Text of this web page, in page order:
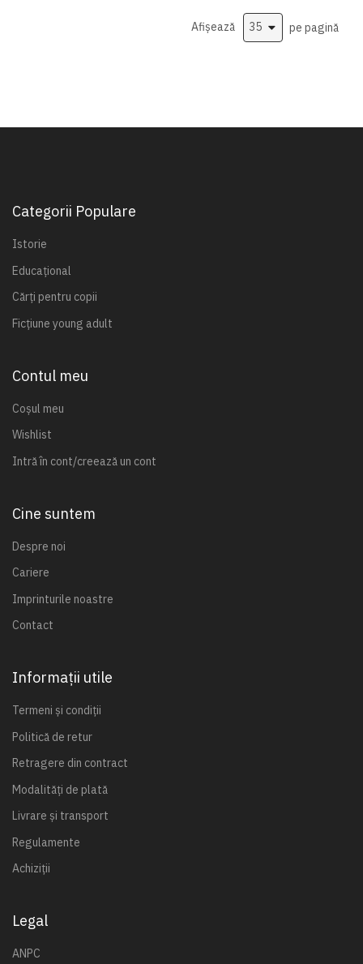
Afișează pe pagină
Categorii Populare
Istorie
Educațional
Cărți pentru copii
Ficțiune young adult
Contul meu
Coșul meu
Wishlist
Intră în cont/creează un cont
Cine suntem
Despre noi
Cariere
Imprinturile noastre
Contact
Informații utile
Termeni și condiții
Politică de retur
Retragere din contract
Modalități de plată
Livrare și transport
Regulamente
Achiziții
Legal
ANPC